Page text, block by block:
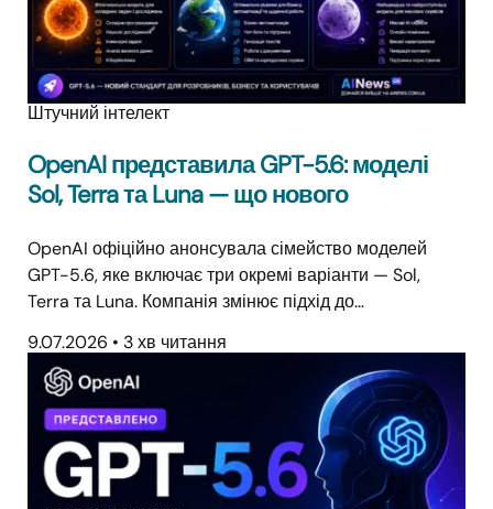
Штучний інтелект
OpenAI представила GPT-5.6: моделі
Sol, Terra та Luna — що нового
OpenAI офіційно анонсувала сімейство моделей
GPT-5.6, яке включає три окремі варіанти — Sol,
Terra та Luna. Компанія змінює підхід до…
9.07.2026 • 3 хв читання